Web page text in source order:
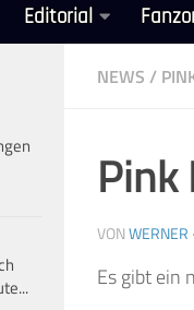
Editorial
NEWS /
Pink
VONWERNER
Es gibt ein